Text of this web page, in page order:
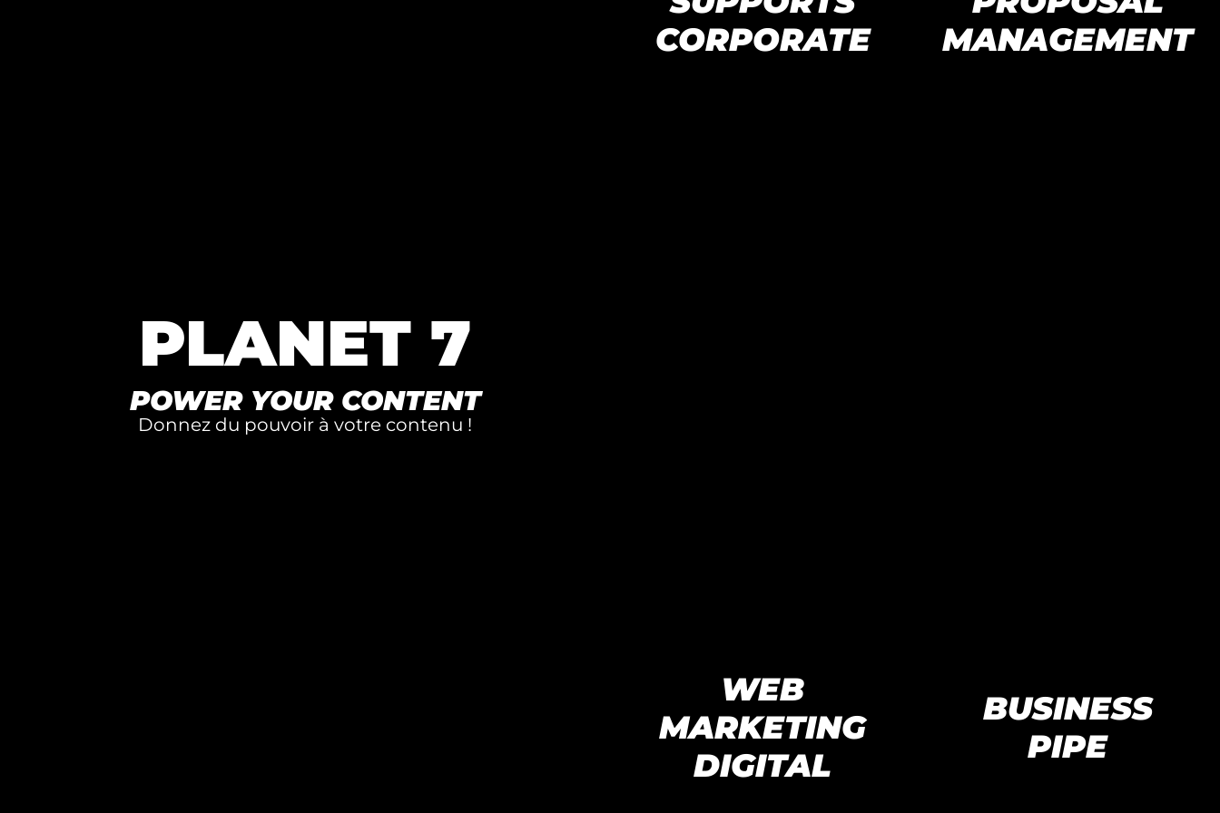
PLANET 7
POWER YOUR CONTENT
Donnez du pouvoir à votre contenu !
CORPORATE
WEB
MARKETING
DIGITAL
MANAGEMENT
BUSINESS
PIPE